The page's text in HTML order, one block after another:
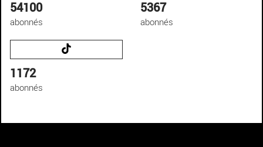
54100
abonnés
5367
abonnés
1172
abonnés